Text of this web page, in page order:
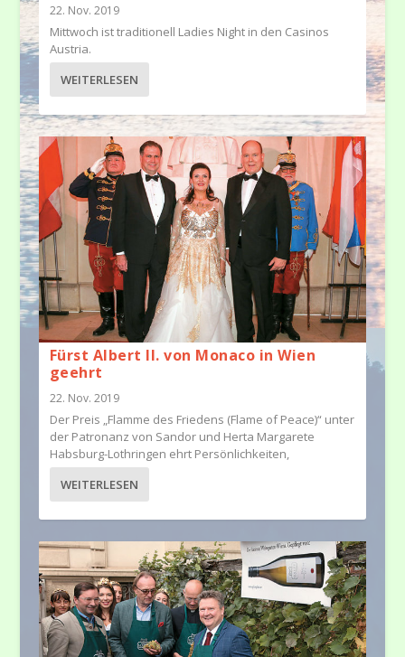
22. Nov. 2019
Mittwoch ist traditionell Ladies Night in den Casinos
Austria.
WEITERLESEN
Fürst Albert II. von Monaco in Wien
geehrt
22. Nov. 2019
Der Preis „Flamme des Friedens (Flame of Peace)“ unter
der Patronanz von Sandor und Herta Margarete
Habsburg-Lothringen ehrt Persönlichkeiten,
WEITERLESEN